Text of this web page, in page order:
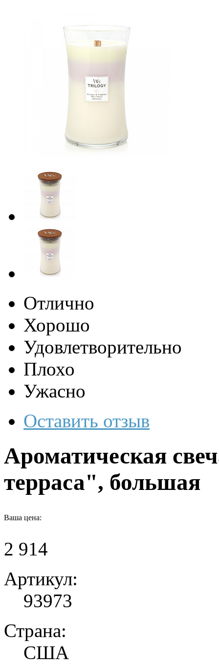
Отлично
Хорошо
Удовлетворительно
Плохо
Ужасно
Оставить отзыв
Ароматическая
терраса", большая
Ваша цена:
2 914
Артикул:
93973
Страна:
США